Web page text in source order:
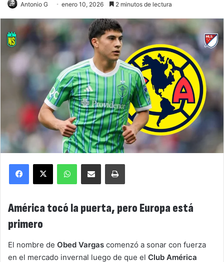
Antonio G enero 10, 2026 2 minutos de lectura
Facebook
X WhatsAppCompartir por correo electrónicoImprimir
América tocó la puerta, pero Europa está
primero
El nombre de Obed Vargas comenzó a sonar con fuerza
en el mercado invernal luego de que el Club América